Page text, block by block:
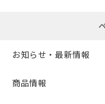
お知らせ・最新情報
商品情報